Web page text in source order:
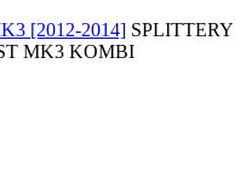
[2012-2014] SPLITTERY
MK3 KOMBI